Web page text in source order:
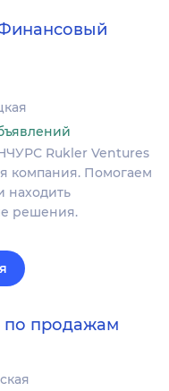
Rukler Ventures
компания. Помогаем
находить
решения.
по продажам